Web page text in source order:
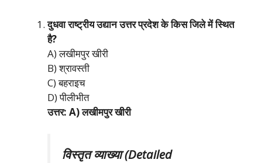
दुधवा राष्ट्रीय उद्यान उत्तर प्रदेश के किस जिले में स्थित
है?
A) लखीमपुर खीरी
B) श्रावस्ती
C) बहराइच
D) पीलीभीत
उत्तर: A) लखीमपुर खीरी
विस्तृत व्याख्या (Detailed